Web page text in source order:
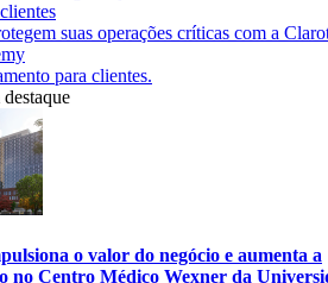
suas operações críticas com a
para clientes.
o valor do negócio e aumenta a
no Centro Médico Wexner da